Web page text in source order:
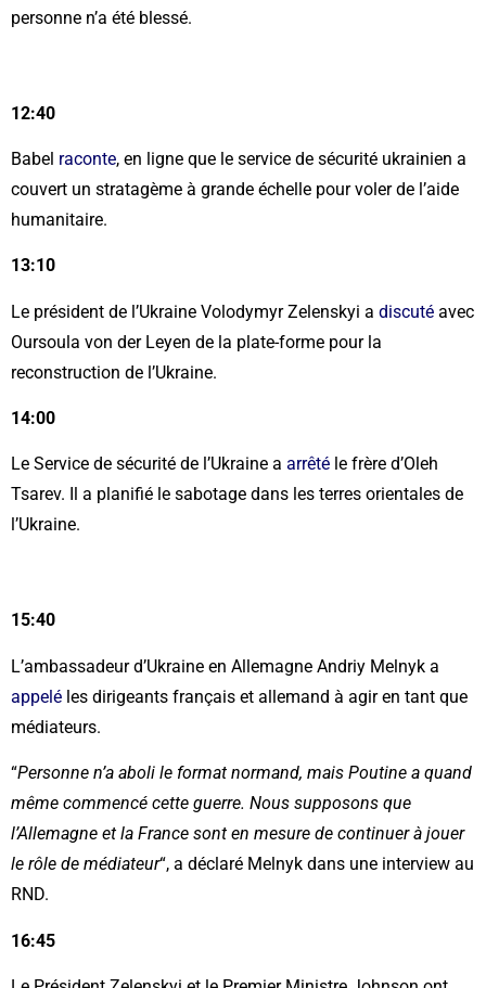
personne n’a été blessé.
12:40
Babel raconte, en ligne que le service de sécurité ukrainien a
couvert un stratagème à grande échelle pour voler de l’aide
humanitaire.
13:10
Le président de l’Ukraine Volodymyr Zelenskyi a discuté avec
Oursoula von der Leyen de la plate-forme pour la
reconstruction de l’Ukraine.
14:00
Le Service de sécurité de l’Ukraine a arrêté le frère d’Oleh
Tsarev. Il a planifié le sabotage dans les terres orientales de
l’Ukraine.
15:40
L’ambassadeur d’Ukraine en Allemagne Andriy Melnyk a
appelé les dirigeants français et allemand à agir en tant que
médiateurs.
“Personne n’a aboli le format normand, mais Poutine a quand
même commencé cette guerre. Nous supposons que
l’Allemagne et la France sont en mesure de continuer à jouer
le rôle de médiateur“, a déclaré Melnyk dans une interview au
RND.
16:45